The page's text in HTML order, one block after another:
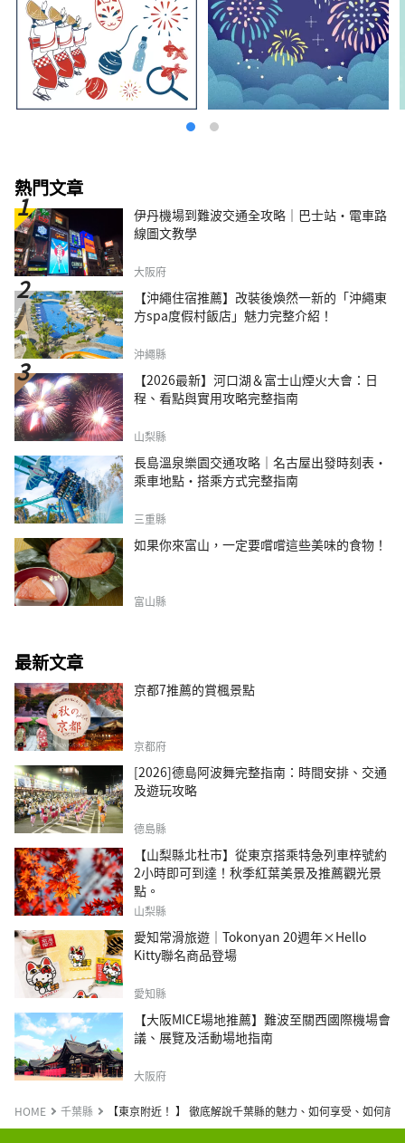
熱門文章
伊丹機場到難波交通全攻略｜巴士站・電車路
線圖文教學
大阪府
【沖繩住宿推薦】改裝後煥然一新的「沖繩東
方spa度假村飯店」魅力完整介紹！
沖繩縣
【2026最新】河口湖＆富士山煙火大會：日
程、看點與實用攻略完整指南
山梨縣
長島溫泉樂園交通攻略｜名古屋出發時刻表・
乘車地點・搭乘方式完整指南
三重縣
如果你來富山，一定要嚐嚐這些美味的食物！
富山縣
最新文章
京都7推薦的賞楓景點
京都府
[2026]德島阿波舞完整指南：時間安排、交通
及遊玩攻略
德島縣
【山梨縣北杜市】從東京搭乘特急列車梓號約
2小時即可到達！秋季紅葉美景及推薦觀光景
點。
山梨縣
愛知常滑旅遊｜Tokonyan 20週年×Hello
Kitty聯名商品登場
愛知縣
【大阪MICE場地推薦】難波至關西國際機場會
議、展覽及活動場地指南
大阪府
HOME 千葉縣 【東京附近！ 】 徹底解說千葉縣的魅力、如何享受、如何前